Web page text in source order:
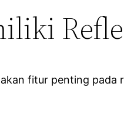
fitur penting pada